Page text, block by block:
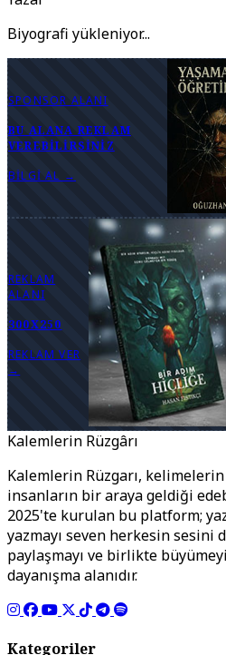
Biyografi yükleniyor...
SPONSOR ALANI
BU ALANA REKLAM
VEREBILIRSINIZ
BILGI AL →
REKLAM
ALANI
300X250
REKLAM VER
→
Kalemlerin Rüzgârı
Kalemlerin Rüzgarı,
insanların bir araya geldiği
2025'te kurulan bu platform;
yazmayı seven herkesin
paylaşmayı ve birlikte
dayanışma alanıdır.
Kategoriler